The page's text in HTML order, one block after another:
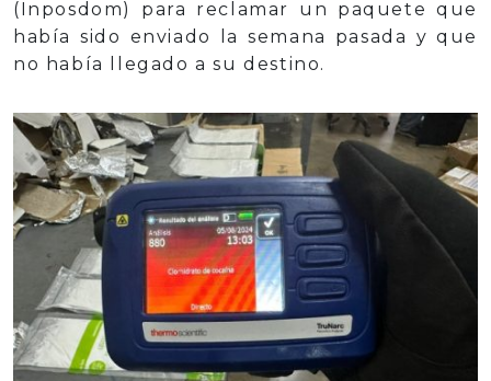
(Inposdom) para reclamar un paquete que
había sido enviado la semana pasada y que
no había llegado a su destino.